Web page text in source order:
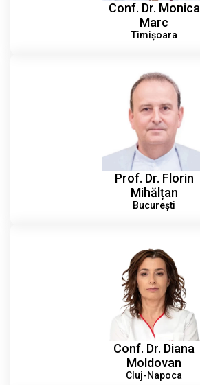
Conf. Dr. Monica
Marc
Timișoara
Prof. Dr. Florin
Mihălțan
București
Conf. Dr. Diana
Moldovan
Cluj-Napoca